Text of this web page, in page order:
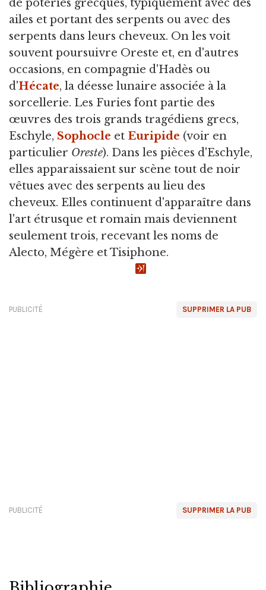
de poteries grecques, typiquement avec des
ailes et portant des serpents ou avec des
serpents dans leurs cheveux. On les voit
souvent poursuivre Oreste et, en d'autres
occasions, en compagnie d'Hadès ou
d'Hécate, la déesse lunaire associée à la
sorcellerie. Les Furies font partie des
œuvres des trois grands tragédiens grecs,
Eschyle, Sophocle et Euripide (voir en
particulier Oreste). Dans les pièces d'Eschyle,
elles apparaissaient sur scène tout de noir
vêtues avec des serpents au lieu des
cheveux. Elles continuent d'apparaître dans
l'art étrusque et romain mais deviennent
seulement trois, recevant les noms de
Alecto, Mégère et Tisiphone.
SUPPRIMER LA PUB
PUBLICITÉ
SUPPRIMER LA PUB
PUBLICITÉ